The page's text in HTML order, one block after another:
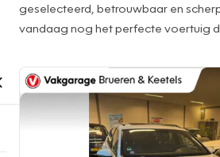
geselecteerd, betrouwbaar en
vandaag nog het perfecte voertuig